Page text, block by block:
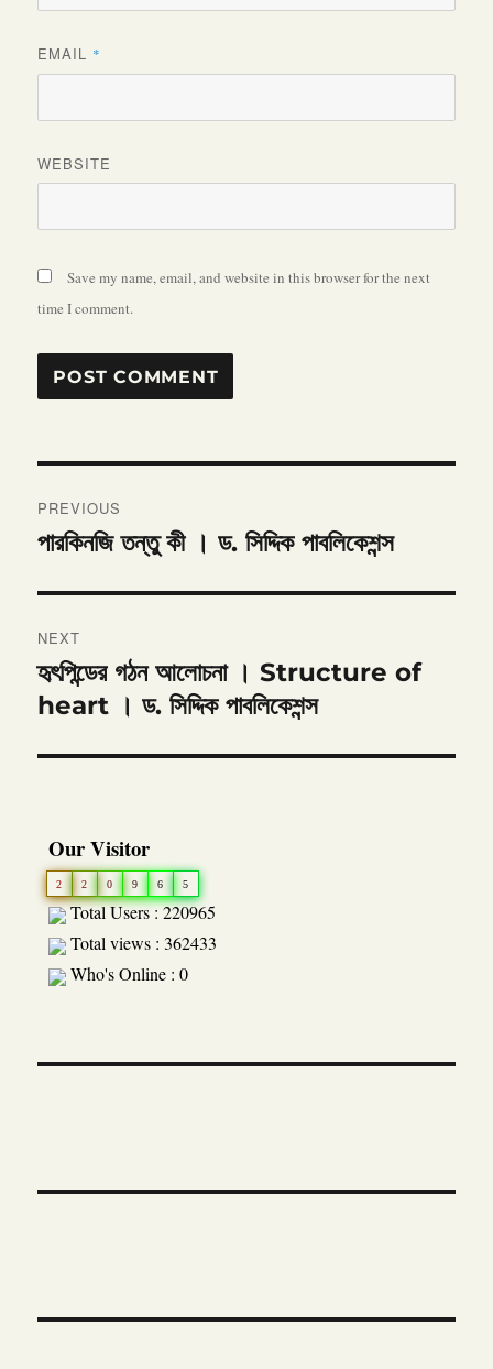
EMAIL *
WEBSITE
Save my name, email, and website in this browser for the next
time I comment.
navigation
PREVIOUS
Previous
পারকিনজি তন্তু কী । ড. সিদ্দিক পাবলিকেশন্স
NEXT
Next
post:
হৃৎপিন্ডের গঠন আলোচনা । Structure of
heart । ড. সিদ্দিক পাবলিকেশন্স
Our Visitor
2 2 0 9 6 5
Total Users : 220965
Total views : 362433
Who's Online : 0